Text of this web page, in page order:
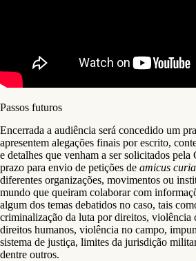
Passos futuros
Encerrada a audiência será concedido um
apresentem alegações finais por escrito,
e detalhes que venham a ser solicitados
prazo para envio de petições de amicus
diferentes organizações, movimentos ou
mundo que queiram colaborar com
algum dos temas debatidos no caso, tais
criminalização da luta por direitos, violência
direitos humanos, violência no campo,
sistema de justiça, limites da jurisdição
dentre outros.